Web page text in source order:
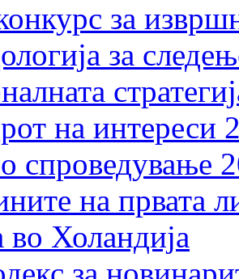
за
за
на интереси
спроведување
на првата
во Холандија